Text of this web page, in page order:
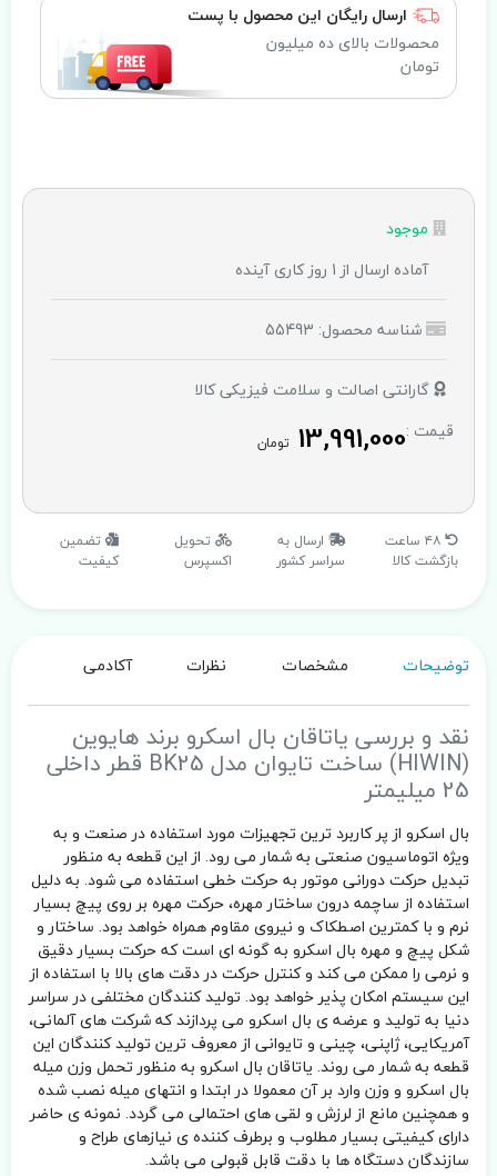
ارسال رایگان این محصول با پست
محصولات بالای ده میلیون
تومان
موجود
آماده ارسال از 1 روز کاری آینده
شناسه محصول: 55493
گارانتی اصالت و سلامت فیزیکی کالا
قیمت :13,991,000 تومان
۴۸ ساعت
بازگشت کالا
ارسال به
سراسر کشور
تحویل
اکسپرس
تضمین
کیفیت
توضیحات مشخصات نظرات آکادمی
نقد و بررسی یاتاقان بال اسکرو برند هایوین
(HIWIN) ساخت تایوان مدل BK25 قطر داخلی
25 میلیمتر
بال اسکرو از پر کاربرد ترین تجهیزات مورد استفاده در صنعت و به
ویژه اتوماسیون صنعتی به شمار می رود. از این قطعه به منظور
تبدیل حرکت دورانی موتور به حرکت خطی استفاده می شود. به دلیل
استفاده از ساچمه درون ساختار مهره، حرکت مهره بر روی پیچ بسیار
نرم و با کمترین اصطکاک و نیروی مقاوم همراه خواهد بود. ساختار و
شکل پیچ و مهره بال اسکرو به گونه ای است که حرکت بسیار دقیق
و نرمی را ممکن می کند و کنترل حرکت در دقت های بالا با استفاده از
این سیستم امکان پذیر خواهد بود. تولید کنندگان مختلفی در سراسر
دنیا به تولید و عرضه ی بال اسکرو می پردازند که شرکت های آلمانی،
آمریکایی، ژاپنی، چینی و تایوانی از معروف ترین تولید کنندگان این
قطعه به شمار می روند. یاتاقان بال اسکرو به منظور تحمل وزن میله
بال اسکرو و وزن وارد بر آن معمولا در ابتدا و انتهای میله نصب شده
و همچنین مانع از لرزش و لقی های احتمالی می گردد. نمونه ی حاضر
دارای کیفیتی بسیار مطلوب و برطرف کننده ی نیازهای طراح و
سازندگان دستگاه ها با دقت قابل قبولی می باشد.